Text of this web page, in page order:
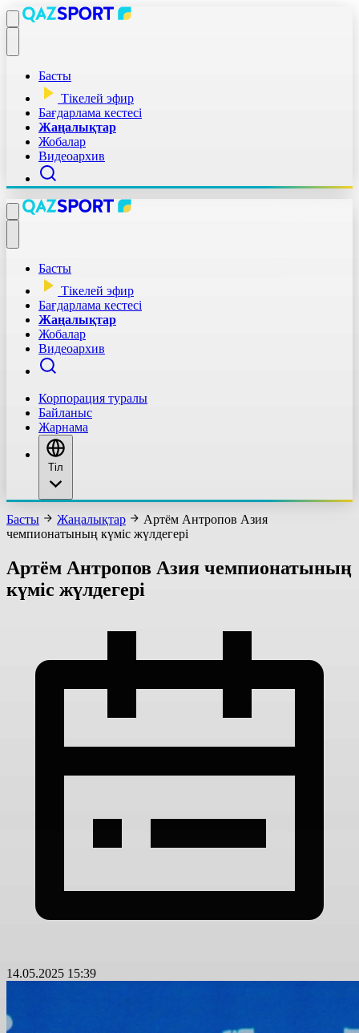
Басты
Тікелей эфир
Бағдарлама кестесі
Жаңалықтар
Жобалар
Видеоархив
Басты
Тікелей эфир
Бағдарлама кестесі
Жаңалықтар
Жобалар
Видеоархив
Корпорация туралы
Байланыс
Жарнама
Тіл
Басты Жаңалықтар
Артём Антропов Азия
чемпионатының күміс жүлдегері
Артём Антропов Азия чемпионатының
күміс жүлдегері
14.05.2025 15:39